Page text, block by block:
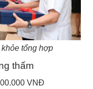
tổng hợp
thấm
VNĐ